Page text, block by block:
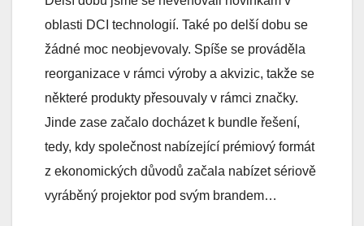
oblasti DCI technologií. Také po delší dobu se
žádné moc neobjevovaly. Spíše se prováděla
reorganizace v rámci výroby a akvizic, takže se
některé produkty přesouvaly v rámci značky.
Jinde zase začalo docházet k bundle řešení,
tedy, kdy společnost nabízející prémiový formát
z ekonomických důvodů začala nabízet sériově
vyráběný projektor pod svým brandem…